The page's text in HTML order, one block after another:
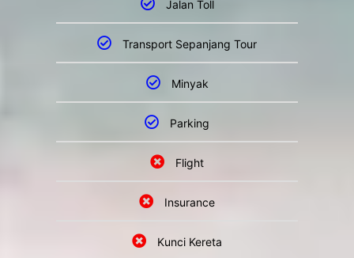
Jalan Toll
Transport Sepanjang Tour
Minyak
Parking
Flight
Insurance
Kunci Kereta